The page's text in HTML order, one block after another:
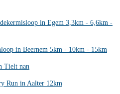
in Egem 3,3km - 6,6km -
in Beernem 5km - 10km - 15km
Tielt nan
Run in Aalter 12km